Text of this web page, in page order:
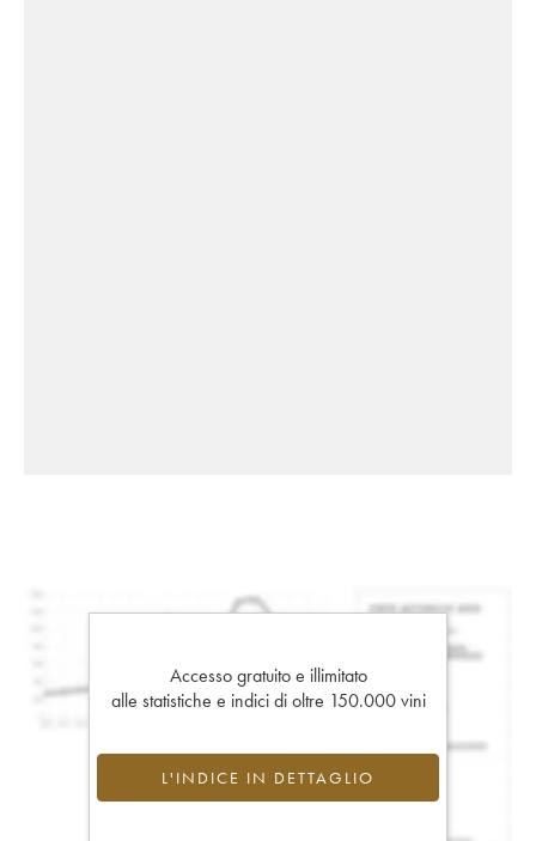
Accesso gratuito e illimitato
alle statistiche e indici di oltre 150.000 vini
L'INDICE IN DETTAGLIO